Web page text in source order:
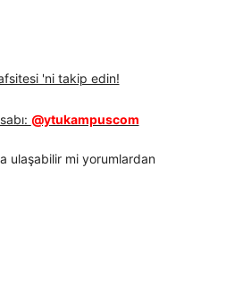
'ni takip edin!
@ytukampuscom
ulaşabilir mi yorumlardan